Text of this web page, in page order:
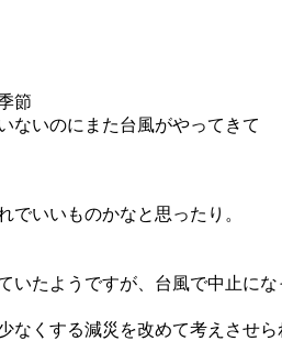
節
ないのにまた台風がやってきて
でいいものかなと思ったり。
たようですが、台風で中止にな
くする減災を改めて考えさせら